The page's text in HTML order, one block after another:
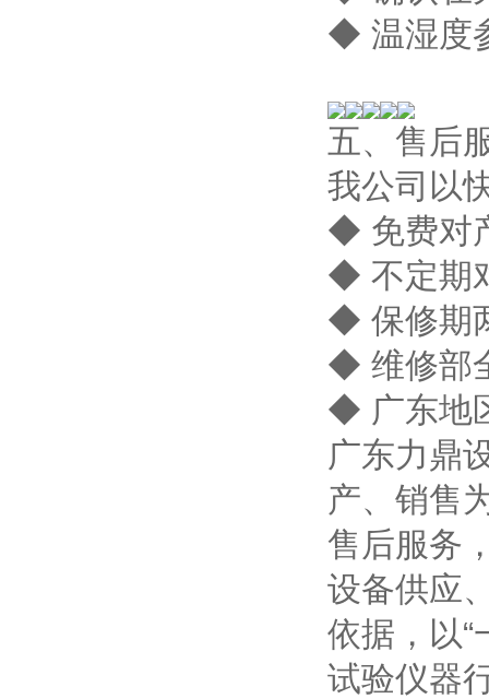
◆ 温湿度
五、售后
我公司以
◆ 免费对
◆ 不定期
◆ 保修期
◆ 维修部
◆ 广东地
广东力鼎
产、销售
售后服务
设备供应
依据，以
试验仪器